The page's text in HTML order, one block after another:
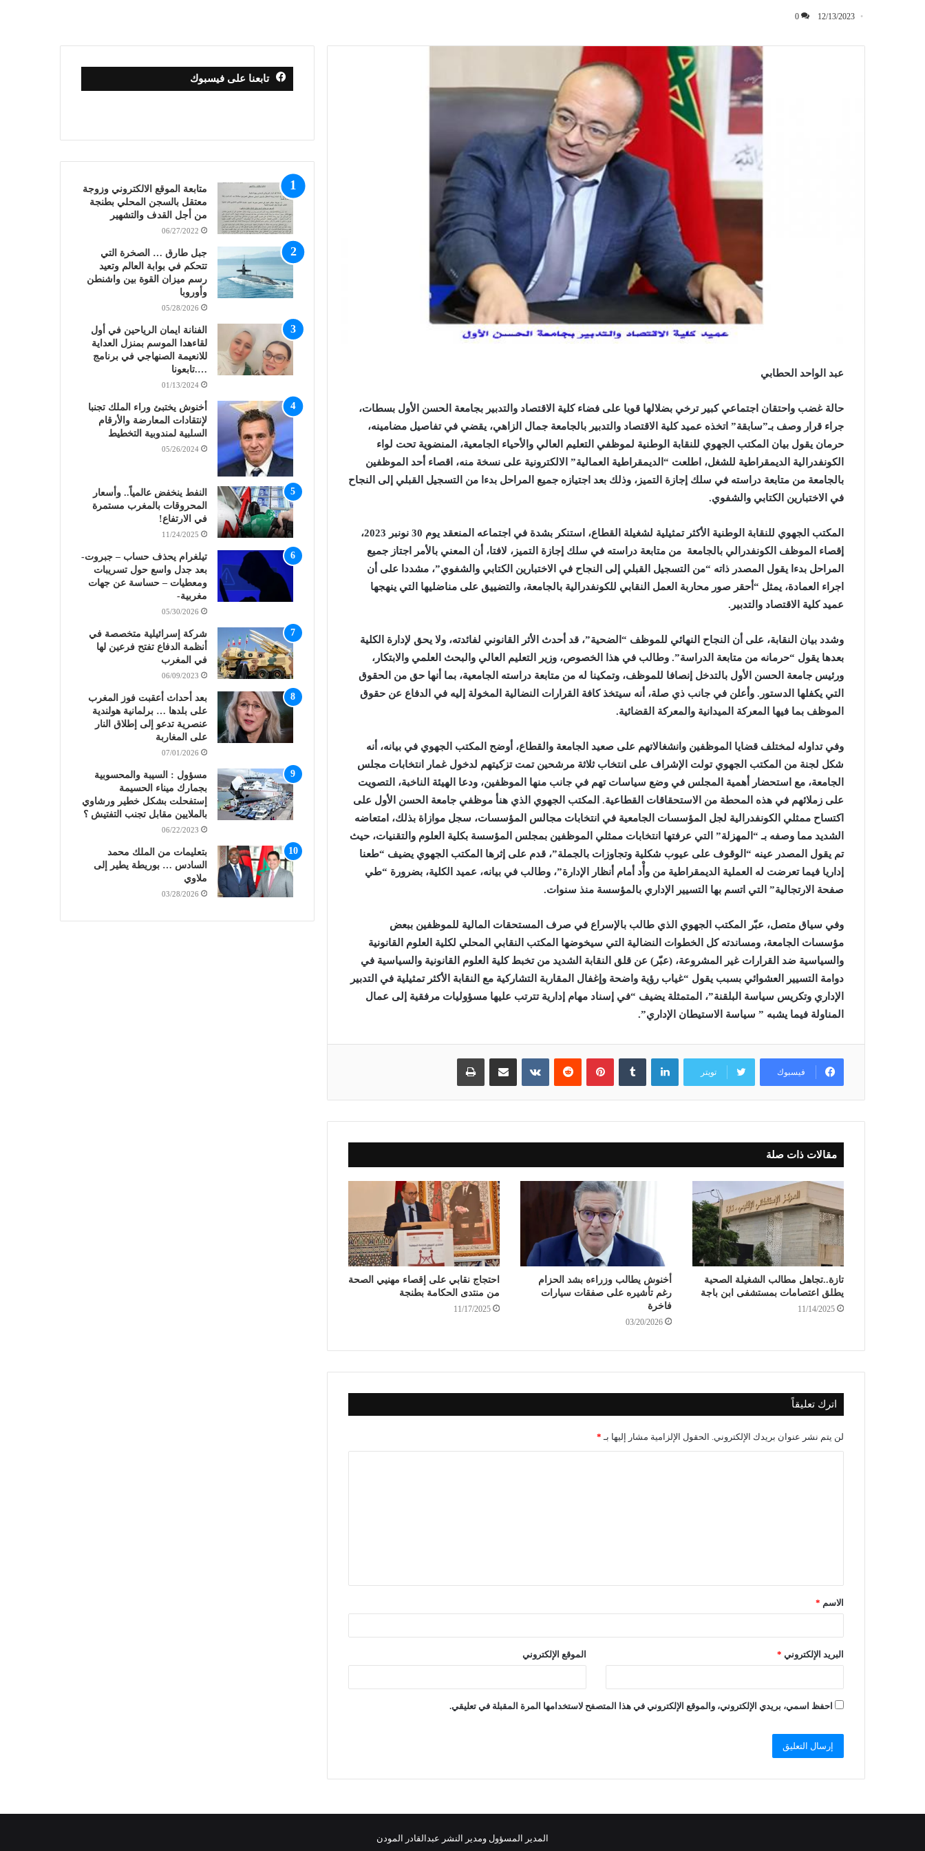
12/13/2023
0
عبد الواحد الحطابي
حالة غضب واحتقان اجتماعي كبير ترخي بضلالها قويا على فضاء كلية الاقتصاد والتدبير بجامعة الحسن الأول بسطات،
جراء قرار وصف بـ”سابقة” اتخذه عميد كلية الاقتصاد والتدبير بالجامعة جمال الزاهي، يقضي في تفاصيل مضامينه،
حرمان يقول بيان المكتب الجهوي للنقابة الوطنية لموظفي التعليم العالي والأحياء الجامعية، المنضوية تحت لواء
الكونفدرالية الديمقراطية للشغل، اطلعت “الديمقراطية العمالية” الالكترونية على نسخة منه، اقصاء أحد الموظفين
بالجامعة من متابعة دراسته في سلك إجازة التميز، وذلك بعد اجتيازه جميع المراحل بدءا من التسجيل القبلي إلى النجاح
في الاختبارين الكتابي والشفوي.
المكتب الجهوي للنقابة الوطنية الأكثر تمثيلية لشغيلة القطاع، استنكر بشدة في اجتماعه المنعقد يوم 30 نونبر 2023،
إقصاء الموظف الكونفدرالي بالجامعة من متابعة دراسته في سلك إجازة التميز، لافتا، أن المعني بالأمر اجتاز جميع
المراحل بدءا يقول المصدر ذاته “من التسجيل القبلي إلى النجاح في الاختبارين الكتابي والشفوي”، مشددا على أن
اجراء العمادة، يمثل “أحقر صور محاربة العمل النقابي للكونفدرالية بالجامعة، والتضييق على مناضليها التي ينهجها
عميد كلية الاقتصاد والتدبير.
وشدد بيان النقابة، على أن النجاح النهائي للموظف “الضحية”، قد أحدث الأثر القانوني لفائدته، ولا يحق لإدارة الكلية
بعدها يقول “حرمانه من متابعة الدراسة”. وطالب في هذا الخصوص، وزير التعليم العالي والبحث العلمي والابتكار،
ورئيس جامعة الحسن الأول بالتدخل إنصافا للموظف، وتمكينا له من متابعة دراسته الجامعية، بما أنها حق من الحقوق
التي يكفلها الدستور. وأعلن في جانب ذي صلة، أنه سيتخذ كافة القرارات النضالية المخولة إليه في الدفاع عن حقوق
الموظف بما فيها المعركة الميدانية والمعركة القضائية.
وفي تداوله لمختلف قضايا الموظفين وانشغالاتهم على صعيد الجامعة والقطاع، أوضح المكتب الجهوي في بيانه، أنه
شكل لجنة من المكتب الجهوي تولت الإشراف على انتخاب ثلاثة مرشحين تمت تزكيتهم لدخول غمار انتخابات مجلس
الجامعة، مع استحضار أهمية المجلس في وضع سياسات تهم في جانب منها الموظفين، ودعا الهيئة الناخبة، التصويت
على زملائهم في هذه المحطة من الاستحقاقات القطاعية. المكتب الجهوي الذي هنأ موظفي جامعة الحسن الأول على
اكتساح ممثلي الكونفدرالية لجل المؤسسات الجامعية في انتخابات مجالس المؤسسات، سجل موازاة بذلك، امتعاضه
الشديد مما وصفه بـ “المهزلة” التي عرفتها انتخابات ممثلي الموظفين بمجلس المؤسسة بكلية العلوم والتقنيات، حيث
تم يقول المصدر عينه “الوقوف على عيوب شكلية وتجاوزات بالجملة”، قدم على إثرها المكتب الجهوي يضيف “طعنا
إداريا فيما تعرضت له العملية الديمقراطية من وأْد أمام أنظار الإدارة”، وطالب في بيانه، عميد الكلية، بضرورة “طي
صفحة الارتجالية” التي اتسم بها التسيير الإداري بالمؤسسة منذ سنوات.
وفي سياق متصل، عبّر المكتب الجهوي الذي طالب بالإسراع في صرف المستحقات المالية للموظفين ببعض
مؤسسات الجامعة، ومساندته كل الخطوات النضالية التي سيخوضها المكتب النقابي المحلي لكلية العلوم القانونية
والسياسية ضد القرارات غير المشروعة، (عبّر) عن قلق النقابة الشديد من تخبط كلية العلوم القانونية والسياسية في
دوامة التسيير العشوائي بسبب يقول “غياب رؤية واضحة وإغفال المقاربة التشاركية مع النقابة الأكثر تمثيلية في التدبير
الإداري وتكريس سياسة البلقنة”، المتمثلة يضيف “في إسناد مهام إدارية تترتب عليها مسؤوليات مرفقية إلى عمال
المناولة فيما يشبه ” سياسة الاستيطان الإداري”.
فيسبوك تويتر
لينكدإن بينتيريست مشاركة عبر البريد طباعة
مقالات ذات صلة
تازة..تجاهل مطالب الشغيلة الصحية
يطلق اعتصامات بمستشفى ابن باجة
11/14/2025
أخنوش يطالب وزراءه بشد الحزام
رغم تأشيره على صفقات سيارات
فاخرة
03/20/2026
احتجاج نقابي على إقصاء مهنيي الصحة
من منتدى الحكامة بطنجة
11/17/2025
اترك تعليقاً
لن يتم نشر عنوان بريدك الإلكتروني. الحقول الإلزامية مشار إليها بـ *
الاسم *
البريد الإلكتروني * الموقع الإلكتروني
احفظ اسمي، بريدي الإلكتروني، والموقع الإلكتروني في هذا المتصفح لاستخدامها المرة المقبلة في تعليقي.
تابعنا على فيسبوك
متابعة الموقع الالكتروني وزوجة
معتقل بالسجن المحلي بطنجة
من أجل القدف والتشهير
06/27/2022
جبل طارق … الصخرة التي
تتحكم في بوابة العالم وتعيد
رسم ميزان القوة بين واشنطن
وأوروبا
05/28/2026
الفنانة ايمان الرياحين في أول
لقاءهدا الموسم بمنزل العداية
للانعيمة الصنهاجي في برنامج
….تابعونا
01/13/2024
أخنوش يختبئ وراء الملك تجنبا
لإنتقادات المعارضة والأرقام
السلبية لمندوبية التخطيط
05/26/2024
النفط ينخفض عالمياً.. وأسعار
المحروقات بالمغرب مستمرة
في الارتفاع!
11/24/2025
تيلغرام يحذف حساب – جبروت-
بعد جدل واسع حول تسريبات
ومعطيات – حساسة عن جهات
مغربية-
05/30/2026
شركة إسرائيلية متخصصة في
أنظمة الدفاع تفتح فرعين لها
في المغرب
06/09/2023
بعد أحداث أعقبت فوز المغرب
على بلدها … برلمانية هولندية
عنصرية تدعو إلى إطلاق النار
على المغاربة
07/01/2026
مسؤول : السيبة والمحسوبية
بجمارك ميناء الحسيمة
إستفحلت بشكل خطير ورشاوي
بالملايين مقابل تجنب التفتيش ؟
06/22/2023
بتعليمات من الملك محمد
السادس … بوريطة يطير إلى
ملاوي
03/28/2026
المدير المسؤول ومدير النشر عبدالقادر المودن